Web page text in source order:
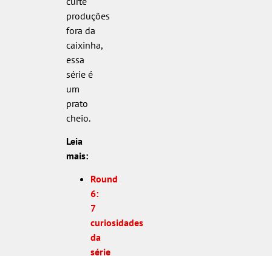
produções
fora da
caixinha,
essa
série é
um
prato
cheio.
Leia
mais:
Round
6:
7
curiosidades
da
série